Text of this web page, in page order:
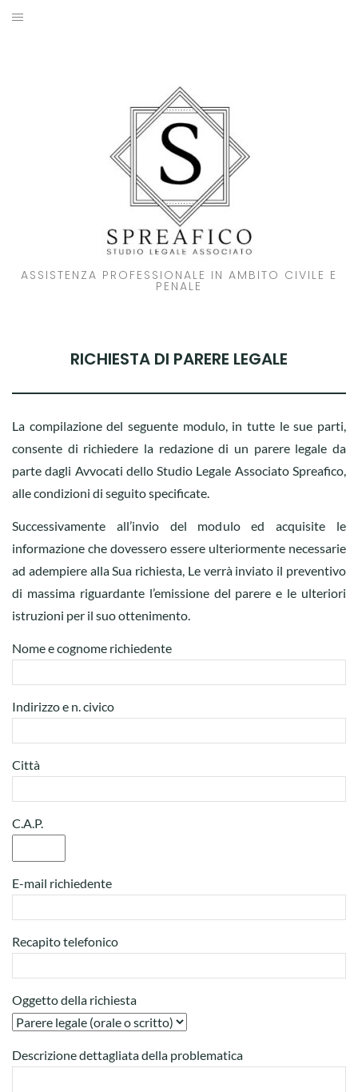
Skip
ASSISTENZA PROFESSIONALE IN AMBITO CIVILE E
PENALE
RICHIESTA DI PARERE LEGALE
La compilazione del seguente modulo, in tutte le sue parti,
consente di richiedere la redazione di un parere legale da
parte dagli Avvocati dello Studio Legale Associato Spreafico,
alle condizioni di seguito specificate.
Successivamente all’invio del modulo ed acquisite le
informazione che dovessero essere ulteriormente necessarie
ad adempiere alla Sua richiesta, Le verrà inviato il preventivo
di massima riguardante l’emissione del parere e le ulteriori
istruzioni per il suo ottenimento.
Nome e cognome richiedente
Indirizzo e n. civico
Città
C.A.P.
E-mail richiedente
Recapito telefonico
Oggetto della richiesta
Descrizione dettagliata della problematica